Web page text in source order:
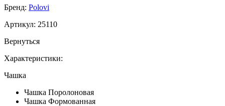
Бренд: Polovi
Артикул: 25110
Вернуться
Характеристики:
Чашка
Чашка Поролоновая
Чашка Формованная